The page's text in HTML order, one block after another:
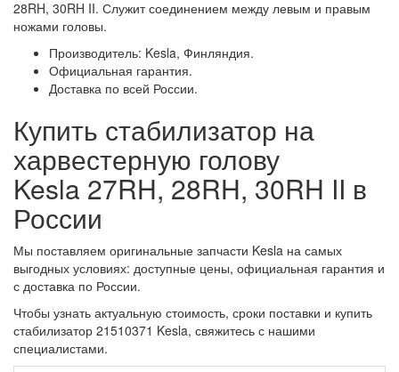
28RH, 30RH II. Служит соединением между левым и правым
ножами головы.
Производитель: Kesla, Финляндия.
Официальная гарантия.
Доставка по всей России.
Купить стабилизатор на
харвестерную голову
Kesla 27RH, 28RH, 30RH II в
России
Мы поставляем оригинальные запчасти Kesla на самых
выгодных условиях: доступные цены, официальная гарантия и
с доставка по России.
Чтобы узнать актуальную стоимость, сроки поставки и купить
стабилизатор 21510371 Kesla, свяжитесь с нашими
специалистами.